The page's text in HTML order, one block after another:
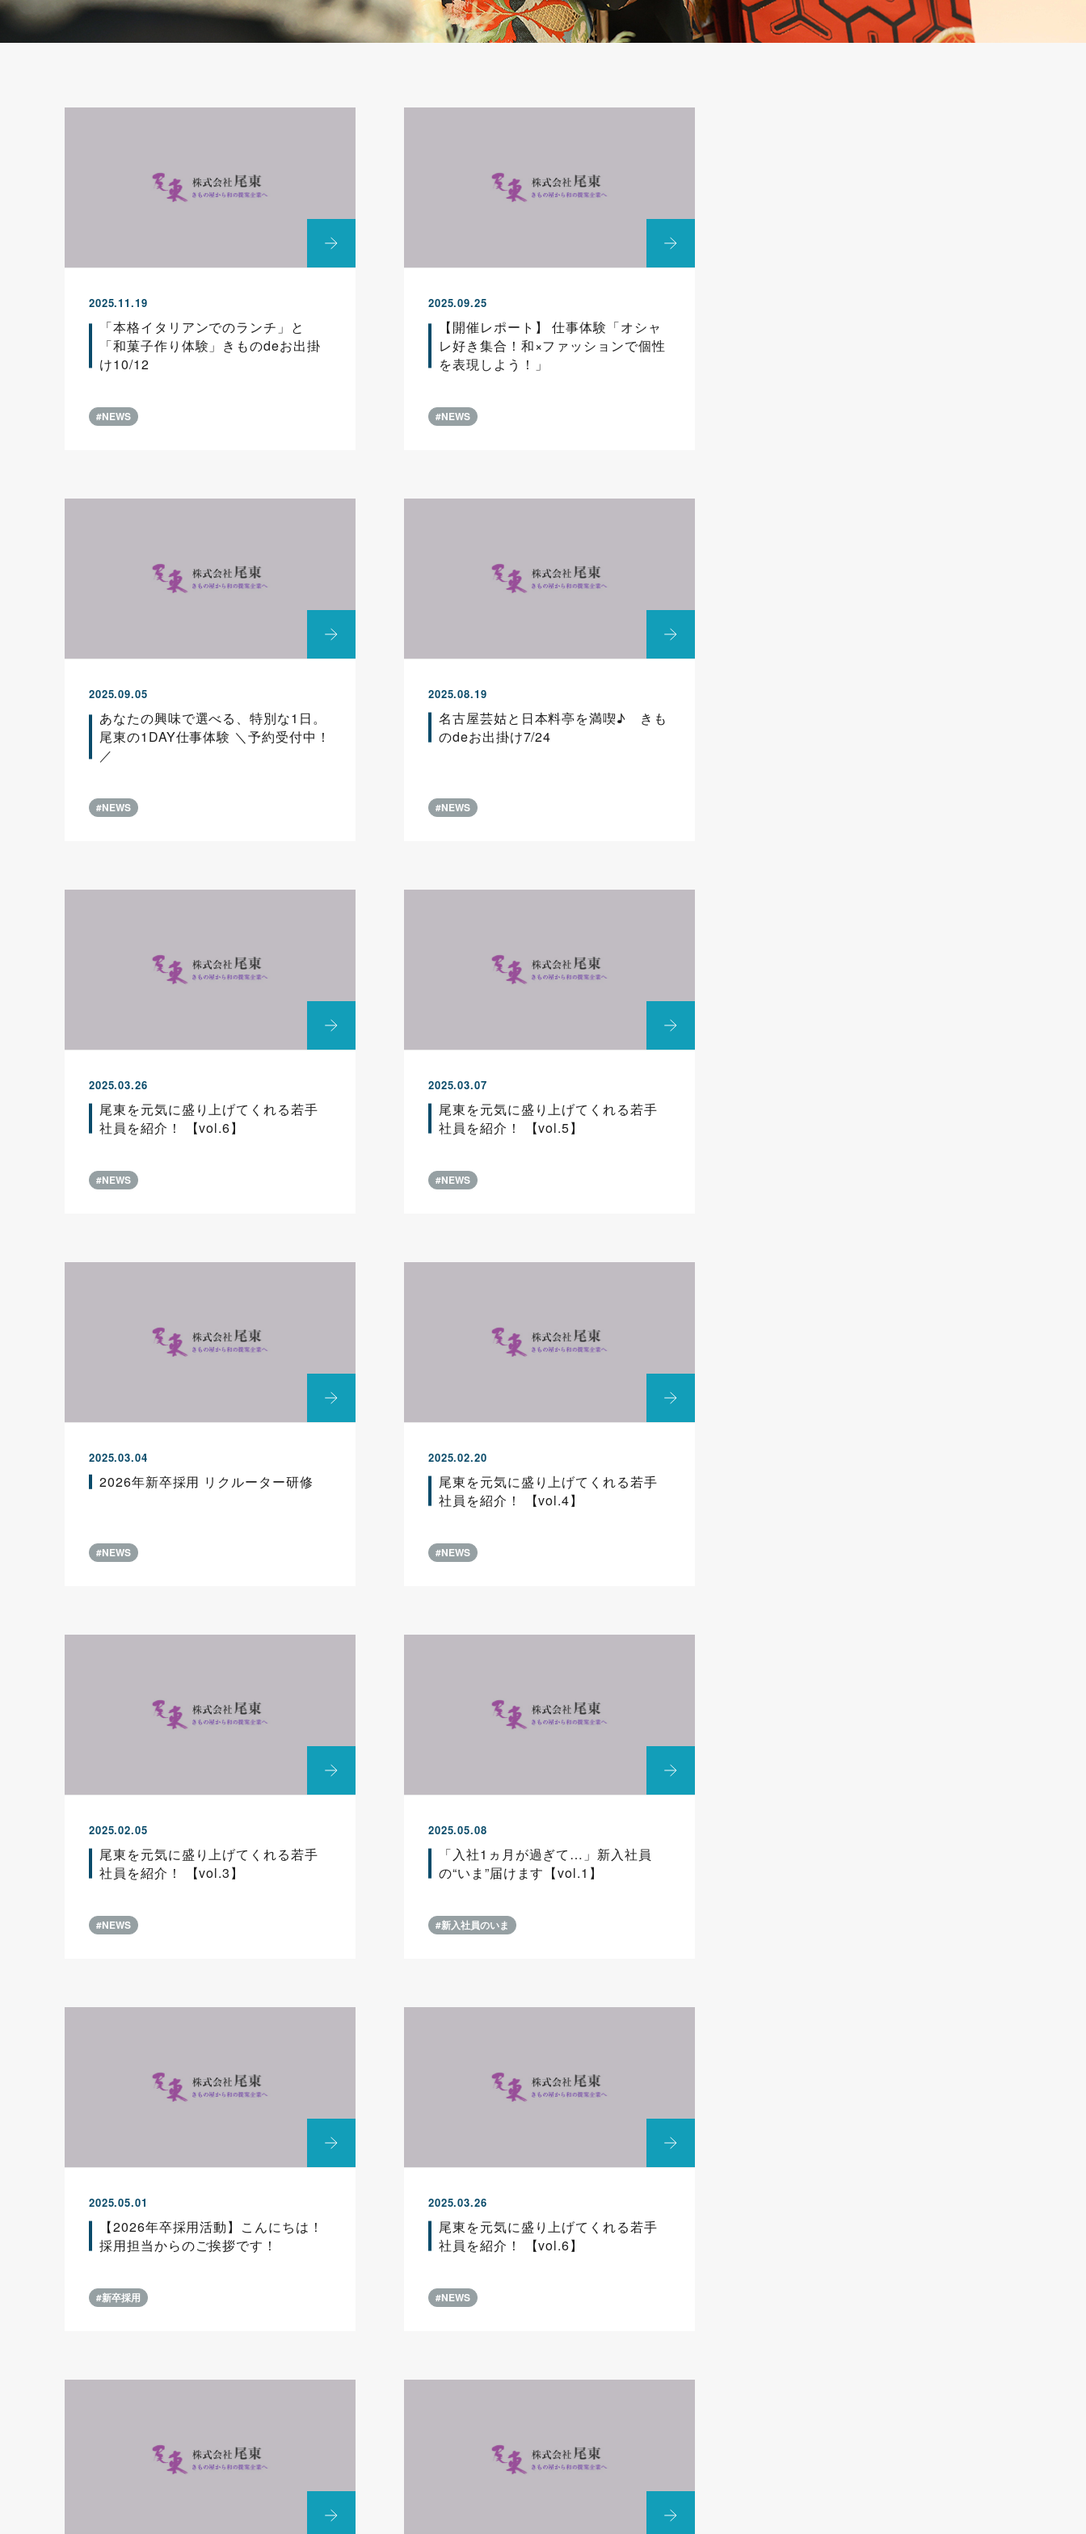
2025.11.19
「本格イタリアンでのランチ」と
「和菓子作り体験」きものdeお出掛
け10/12
#NEWS
2025.09.25
【開催レポート】 仕事体験「オシャ
レ好き集合！和×ファッションで個性
を表現しよう！」
#NEWS
2025.09.05
あなたの興味で選べる、特別な1日。
尾東の1DAY仕事体験 ＼予約受付中！
／
#NEWS
2025.08.19
名古屋芸姑と日本料亭を満喫♪ きも
のdeお出掛け7/24
#NEWS
2025.03.26
尾東を元気に盛り上げてくれる若手
社員を紹介！ 【vol.6】
#NEWS
2025.03.07
尾東を元気に盛り上げてくれる若手
社員を紹介！ 【vol.5】
#NEWS
2025.03.04
2026年新卒採用 リクルーター研修
#NEWS
2025.02.20
尾東を元気に盛り上げてくれる若手
社員を紹介！ 【vol.4】
#NEWS
2025.02.05
尾東を元気に盛り上げてくれる若手
社員を紹介！ 【vol.3】
#NEWS
2025.05.08
「入社1ヵ月が過ぎて…」新入社員
の“いま”届けます【vol.1】
#新入社員のいま
2025.05.01
【2026年卒採用活動】こんにちは！
採用担当からのご挨拶です！
#新卒採用
2025.03.26
尾東を元気に盛り上げてくれる若手
社員を紹介！ 【vol.6】
#NEWS